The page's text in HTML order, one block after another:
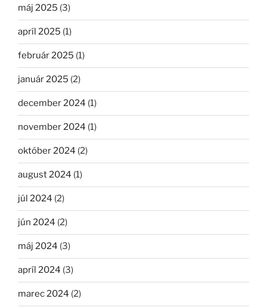
máj 2025 (3)
apríl 2025 (1)
február 2025 (1)
január 2025 (2)
december 2024 (1)
november 2024 (1)
október 2024 (2)
august 2024 (1)
júl 2024 (2)
jún 2024 (2)
máj 2024 (3)
apríl 2024 (3)
marec 2024 (2)